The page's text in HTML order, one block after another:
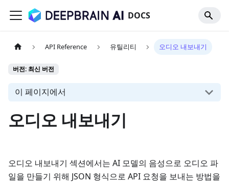
DOCS
API Reference 유틸리티 오디오 내보내기
버전: 최신 버전
이 페이지에서
오디오 내보내기
오디오 내보내기 섹션에서는 AI 모델의 음성으로 오디오 파
일을 만들기 위해 JSON 형식으로 API 요청을 보내는 방법을